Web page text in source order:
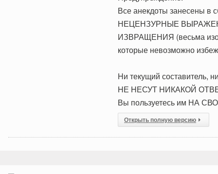
Все анекдоты занесены в
НЕЦЕНЗУРНЫЕ
ИЗВРАЩЕНИЯ (весьма
которые невозможно
Hи текущий составитель,
HЕ HЕСУТ HИКАКОЙ
Вы пользуетесь им НА
Открыть полную версию